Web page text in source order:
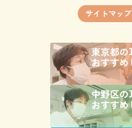
サイトマップ